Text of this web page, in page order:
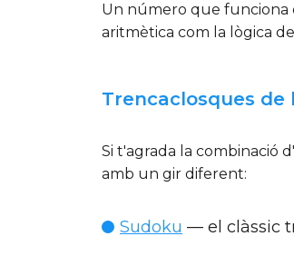
Un número que funciona
aritmètica com la lògica
Trencaclosques de
Si t'agrada la combinació
amb un gir diferent:
Sudoku — el clàssic